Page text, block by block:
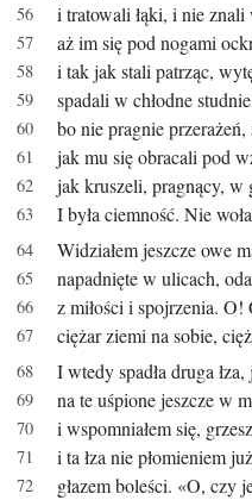
i tratowali łąki, i nie znali
aż im się pod nogami
i tak jak stali patrząc,
spadali w chłodne studnie
bo nie pragnie przerażeń,
jak mu się obracali pod
jak kruszeli, pragnący, w
I była ciemność. Nie
Widziałem jeszcze owe
napadnięte w ulicach,
z miłości i spojrzenia. O!
ciężar ziemi na sobie,
I wtedy spadła druga
na te uśpione jeszcze w
i wspomniałem się,
i ta łza nie płomieniem
głazem boleści. «O, czy